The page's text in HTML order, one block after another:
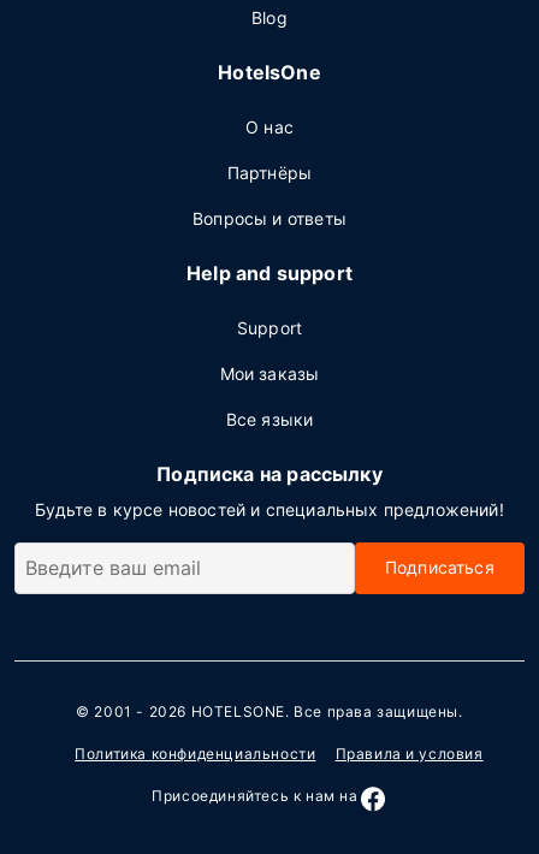
Blog
HotelsOne
О нас
Партнёры
Вопросы и ответы
Help and support
Support
Мои заказы
Все языки
Подписка на рассылку
Будьте в курсе новостей и специальных предложений!
Подписаться
© 2001 - 2026 HOTELSONE. Все права защищены.
Политика конфиденциальности Правила и условия
Присоединяйтесь к нам на